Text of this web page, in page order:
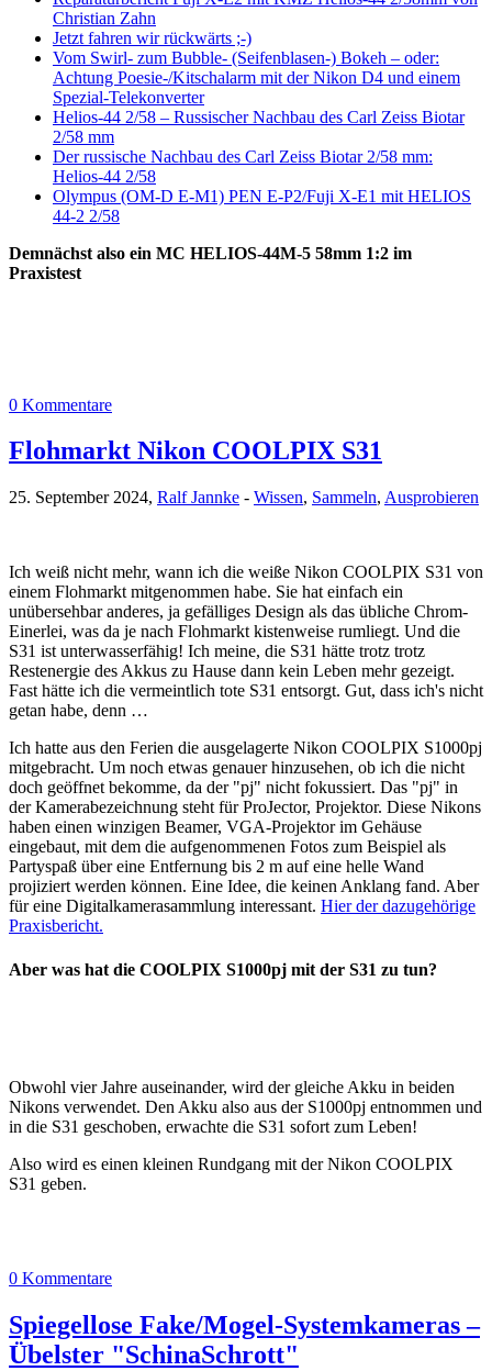
Christian Zahn
Jetzt fahren wir rückwärts ;-)
Vom Swirl- zum Bubble- (Seifenblasen-) Bokeh – oder:
Achtung Poesie-/Kitschalarm mit der Nikon D4 und einem
Spezial-Telekonverter
Helios-44 2/58 – Russischer Nachbau des Carl Zeiss Biotar
2/58 mm
Der russische Nachbau des Carl Zeiss Biotar 2/58 mm:
Helios-44 2/58
Olympus (OM-D E-M1) PEN E-P2/Fuji X-E1 mit HELIOS
44-2 2/58
Demnächst also ein MC HELIOS-44M-5 58mm 1:2 im
Praxistest
0 Kommentare
Flohmarkt Nikon COOLPIX S31
25. September 2024, Ralf Jannke - Wissen, Sammeln, Ausprobieren
Ich weiß nicht mehr, wann ich die weiße Nikon COOLPIX S31 von
einem Flohmarkt mitgenommen habe. Sie hat einfach ein
unübersehbar anderes, ja gefälliges Design als das übliche Chrom-
Einerlei, was da je nach Flohmarkt kistenweise rumliegt. Und die
S31 ist unterwasserfähig! Ich meine, die S31 hätte trotz trotz
Restenergie des Akkus zu Hause dann kein Leben mehr gezeigt.
Fast hätte ich die vermeintlich tote S31 entsorgt. Gut, dass ich's nicht
getan habe, denn …
Ich hatte aus den Ferien die ausgelagerte Nikon COOLPIX S1000pj
mitgebracht. Um noch etwas genauer hinzusehen, ob ich die nicht
doch geöffnet bekomme, da der "pj" nicht fokussiert. Das "pj" in
der Kamerabezeichnung steht für ProJector, Projektor. Diese Nikons
haben einen winzigen Beamer, VGA-Projektor im Gehäuse
eingebaut, mit dem die aufgenommenen Fotos zum Beispiel als
Partyspaß über eine Entfernung bis 2 m auf eine helle Wand
projiziert werden können. Eine Idee, die keinen Anklang fand. Aber
für eine Digitalkamerasammlung interessant. Hier der dazugehörige
Praxisbericht.
Aber was hat die COOLPIX S1000pj mit der S31 zu tun?
Obwohl vier Jahre auseinander, wird der gleiche Akku in beiden
Nikons verwendet. Den Akku also aus der S1000pj entnommen und
in die S31 geschoben, erwachte die S31 sofort zum Leben!
Also wird es einen kleinen Rundgang mit der Nikon COOLPIX
S31 geben.
0 Kommentare
Spiegellose Fake/Mogel-Systemkameras –
Übelster "SchinaSchrott"